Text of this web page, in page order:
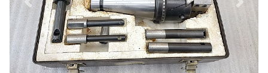
Previous Next